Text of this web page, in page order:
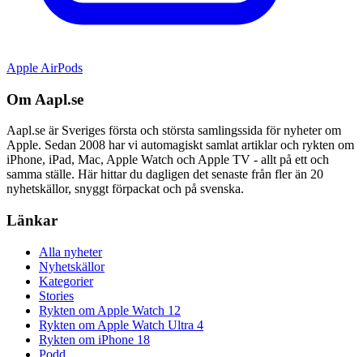
Apple AirPods
Om Aapl.se
Aapl.se är Sveriges första och största samlingssida för nyheter om
Apple. Sedan 2008 har vi automagiskt samlat artiklar och rykten om
iPhone, iPad, Mac, Apple Watch och Apple TV - allt på ett och
samma ställe. Här hittar du dagligen det senaste från fler än 20
nyhetskällor, snyggt förpackat och på svenska.
Länkar
Alla nyheter
Nyhetskällor
Kategorier
Stories
Rykten om Apple Watch 12
Rykten om Apple Watch Ultra 4
Rykten om iPhone 18
Podd